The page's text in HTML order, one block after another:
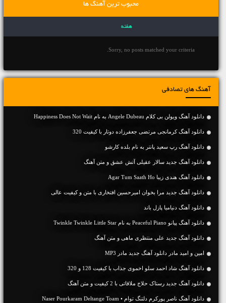
محبوب ترین آهنگ ها
هفته
Sorry, no posts matched your criteria.
آهنگ های تصادفی
دانلود آهنگ ویولن بی کلام Angele Dubeau به نام Happiness Does Not Wait
دانلود آهنگ کرمانجی مرتضی جعفرزاده دوتار با کیفیت 320
دانلود آهنگ رپ سعید پانتر به نام بلده کارشو
دانلود آهنگ جديد سالار عقیلی آتش عشق و متن آهنگ
دانلود آهنگ هندی زیبا Agar Tum Saath Ho
دانلود آهنگ جديد مرا بخوان امیرحسین افتخاری با متن و کیفیت عالی
دانلود آهنگ دنیامیا پازل باند
دانلود آهنگ پیانو Peaceful Piano به نام Twinkle Twinkle Little Star
دانلود آهنگ جديد علی منتظری ماهی و متن آهنگ
امین و امید مادر دانلود آهنگ جدید مادر MP3
دانلود آهنگ شاد احمد سلو اخموی جذاب با کیفیت 128 و 320
دانلود آهنگ جديد رستاک حلاج ملاقاتی با 2 کیفیت و متن آهنگ
دانلود آهنگ ناصر پورکرم دلتنگ توام • Naser Pourkaram Deltange Toam